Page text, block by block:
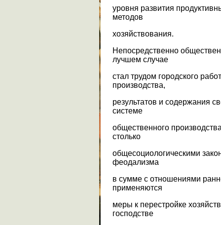
уровня развития
методов
хозяйствования.
Непосредственно
лучшем случае
стал трудом городского
производства,
результатов и содержания
системе
общественного
столько
общесоциологическими
феодализма
в сумме с отношениями
применяются
меры к перестройке
господстве